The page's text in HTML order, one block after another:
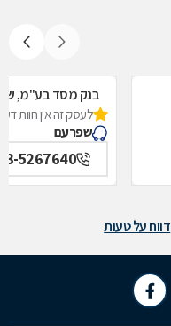
בנק מסד בע"מ,
לעסק זה אין חוות
שפרעם
5267640
דווח על טעות